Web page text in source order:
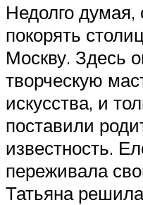
Недолго
покорять
Москву. Здесь
творческую
искусства, и
поставили
известность.
переживала
Татьяна